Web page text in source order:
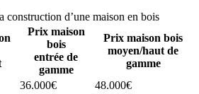
construction d’une maison en bois
Prix maison
bois
entrée de
gamme
Prix maison bois
moyen/haut de
gamme
36.000€
48.000€